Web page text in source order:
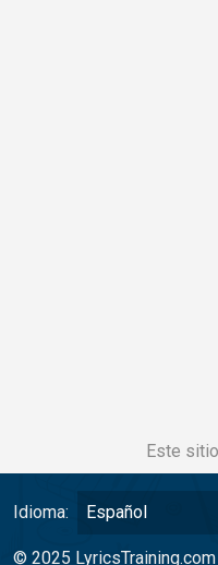
Este
Idioma: Español
© 2025 LyricsTraining.com